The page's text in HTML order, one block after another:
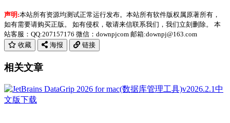
声明:本站所有资源均测试正常运行发布。本站所有软件版权属原著所有，
如有需要请购买正版。 如有侵权，敬请来信联系我们，我们立刻删除。 本
站客服：QQ:207157176 微信：downpjcom 邮箱:downpj@163.com
收藏
海报 链接
相关文章